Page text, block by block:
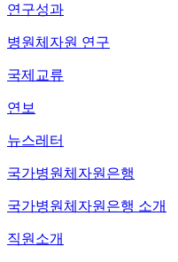
연구성과
병원체자원 연구
국제교류
연보
뉴스레터
국가병원체자원은행
국가병원체자원은행 소개
직원소개